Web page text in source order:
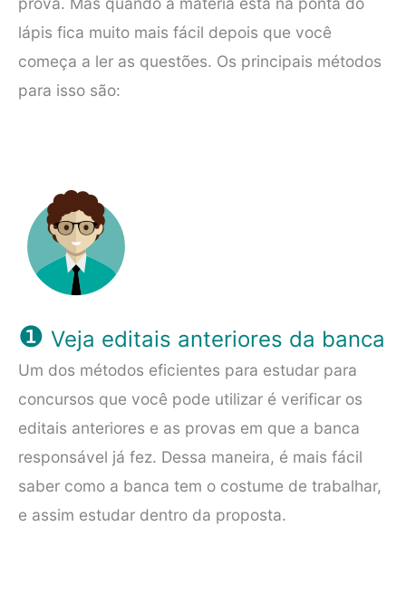
lápis fica muito mais fácil depois que você
começa a ler as questões. Os principais métodos
para isso são:
❶ Veja editais anteriores da banca
Um dos métodos eficientes para estudar para
concursos que você pode utilizar é verificar os
editais anteriores e as provas em que a banca
responsável já fez. Dessa maneira, é mais fácil
saber como a banca tem o costume de trabalhar,
e assim estudar dentro da proposta.